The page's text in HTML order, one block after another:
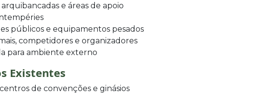
e áreas de apoio
públicos e equipamentos pesados
competidores e organizadores
para ambiente externo
Existentes
de convenções e ginásios